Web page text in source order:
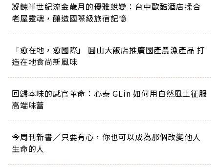
凝鍊半世紀流金歲月的優雅蛻變：台中歐酷酒店揉合
老屋靈魂，釀造國際級旅宿記憶
「愈在地，愈國際」 圓山大飯店推廣國產農漁產品 打
造在地食尚新風味
回歸本味的感官革命：心泰 GLin 如何用自然風土征服
高端味蕾
今周刊新書／只要有心，你也可以成為那個改變他人
生命的人